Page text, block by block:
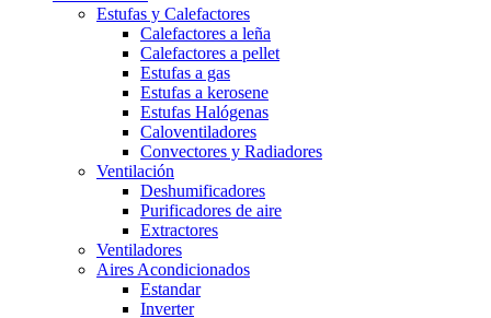
Estufas y Calefactores
Calefactores a leña
Calefactores a pellet
Estufas a gas
Estufas a kerosene
Estufas Halógenas
Caloventiladores
Convectores y Radiadores
Ventilación
Deshumificadores
Purificadores de aire
Extractores
Ventiladores
Aires Acondicionados
Estandar
Inverter